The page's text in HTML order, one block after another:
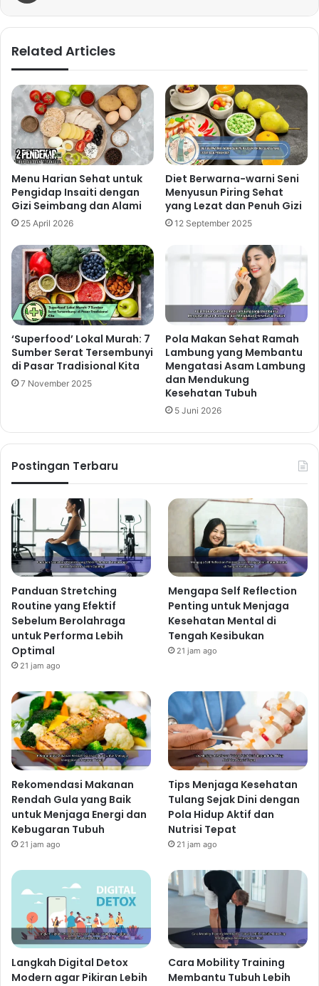
Related Articles
Menu Harian Sehat untuk
Pengidap Insaiti dengan
Gizi Seimbang dan Alami
25 April 2026
Diet Berwarna-warni Seni
Menyusun Piring Sehat
yang Lezat dan Penuh Gizi
12 September 2025
‘Superfood’ Lokal Murah: 7
Sumber Serat Tersembunyi
di Pasar Tradisional Kita
7 November 2025
Pola Makan Sehat Ramah
Lambung yang Membantu
Mengatasi Asam Lambung
dan Mendukung
Kesehatan Tubuh
5 Juni 2026
Postingan Terbaru
Panduan Stretching
Routine yang Efektif
Sebelum Berolahraga
untuk Performa Lebih
Optimal
21 jam ago
Mengapa Self Reflection
Penting untuk Menjaga
Kesehatan Mental di
Tengah Kesibukan
21 jam ago
Rekomendasi Makanan
Rendah Gula yang Baik
untuk Menjaga Energi dan
Kebugaran Tubuh
21 jam ago
Tips Menjaga Kesehatan
Tulang Sejak Dini dengan
Pola Hidup Aktif dan
Nutrisi Tepat
21 jam ago
Langkah Digital Detox
Modern agar Pikiran Lebih
Cara Mobility Training
Membantu Tubuh Lebih